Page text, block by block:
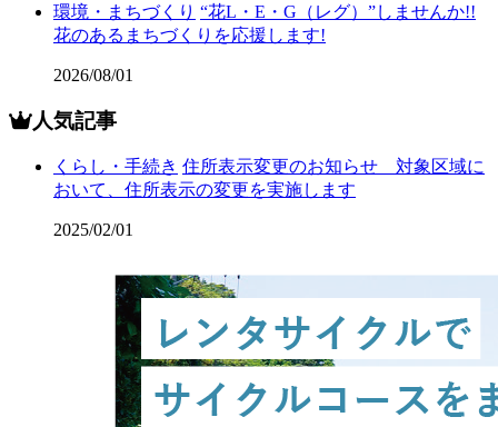
環境・まちづくり “花L・E・G（レグ）”しませんか!!
花のあるまちづくりを応援します!
2026/08/01
人気記事
くらし・手続き 住所表示変更のお知らせ 対象区域に
おいて、住所表示の変更を実施します
2025/02/01